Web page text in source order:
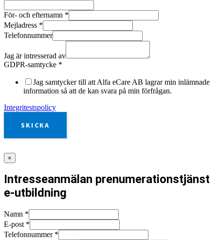
För- och efternamn *
Mejladress *
Telefonnummer
Jag är intresserad av
GDPR-samtycke *
Jag samtycker till att Alfa eCare AB lagrar min inlämnade
information så att de kan svara på min förfrågan.
Integritestspolicy
SKICKA
×
Intresseanmälan prenumerationstjänst
e-utbildning
Namn *
E-post *
Telefonnummer *